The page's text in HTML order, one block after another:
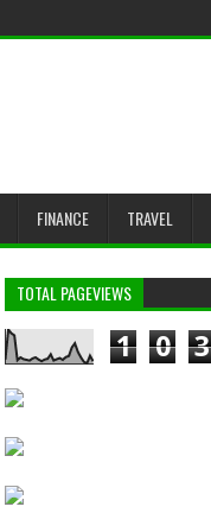
FINANCE TRAVEL
TOTAL PAGEVIEWS
1 0 3